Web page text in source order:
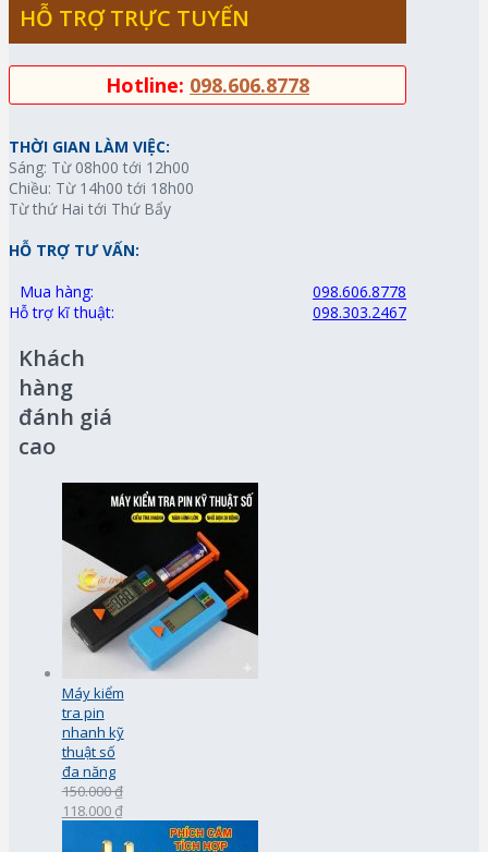
HỖ TRỢ TRỰC TUYẾN
Hotline: 098.606.8778
THỜI GIAN LÀM VIỆC:
Sáng: Từ 08h00 tới 12h00
Chiều: Từ 14h00 tới 18h00
Từ thứ Hai tới Thứ Bẩy
HỖ TRỢ TƯ VẤN:
Mua hàng:
098.606.8778
Hỗ trợ kĩ thuật:
098.303.2467
Khách
hàng
đánh giá
cao
Máy kiểm
tra pin
nhanh kỹ
thuật số
đa năng
150.000 ₫
118.000 ₫